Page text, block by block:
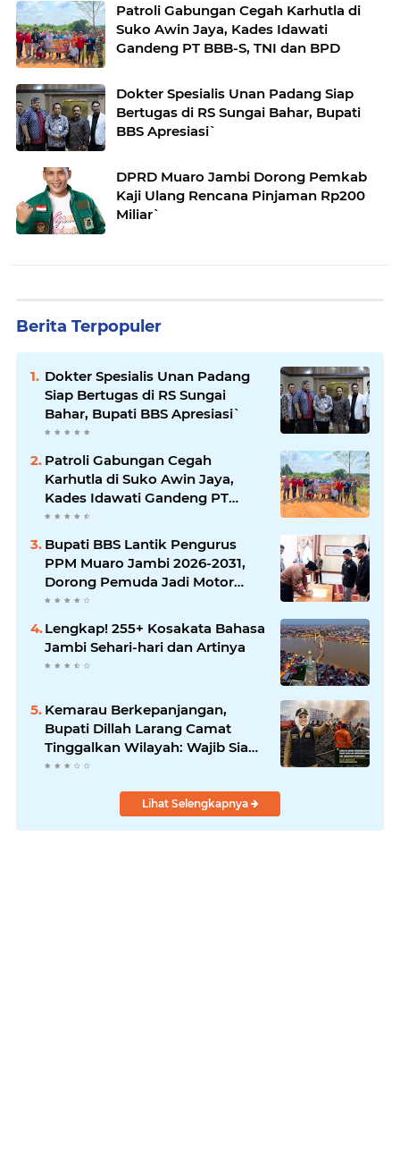
Patroli Gabungan Cegah Karhutla di
Suko Awin Jaya, Kades Idawati
Gandeng PT BBB-S, TNI dan BPD
Dokter Spesialis Unan Padang Siap
Bertugas di RS Sungai Bahar, Bupati
BBS Apresiasi`
DPRD Muaro Jambi Dorong Pemkab
Kaji Ulang Rencana Pinjaman Rp200
Miliar`
Berita Terpopuler
Dokter Spesialis Unan Padang
Siap Bertugas di RS Sungai
Bahar, Bupati BBS Apresiasi`
Patroli Gabungan Cegah
Karhutla di Suko Awin Jaya,
Kades Idawati Gandeng PT
BBB-S, TNI dan BPD
Bupati BBS Lantik Pengurus
PPM Muaro Jambi 2026-2031,
Dorong Pemuda Jadi Motor
Perubahan
Lengkap! 255+ Kosakata Bahasa
Jambi Sehari-hari dan Artinya
Kemarau Berkepanjangan,
Bupati Dillah Larang Camat
Tinggalkan Wilayah: Wajib Siaga
Hadapi Karhutla dan Kebakaran
Lihat Selengkapnya